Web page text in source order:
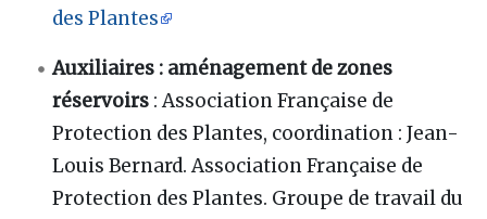
des Plantes
Auxiliaires : aménagement de zones
réservoirs : Association Française de
Protection des Plantes, coordination : Jean-
Louis Bernard. Association Française de
Protection des Plantes. Groupe de travail du